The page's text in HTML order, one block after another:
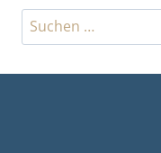
Suchen
nach: